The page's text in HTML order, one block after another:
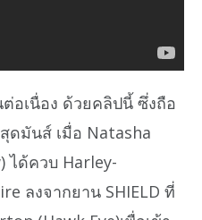
อเนื่อง ด้วยคลิปนี้ ซึ่งถือ
ดมันส์ เมื่อ Natasha
ได้ควบ Harley-
ลงจากยาน SHIELD ที่